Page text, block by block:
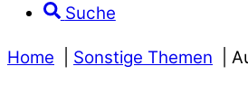
Suche
Home Sonstige Themen